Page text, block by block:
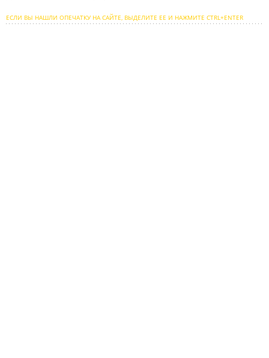
ЕСЛИ ВЫ НАШЛИ ОПЕЧАТКУ НА САЙТЕ, ВЫДЕЛИТЕ ЕЕ И НАЖМИТЕ CTRL+ENTER